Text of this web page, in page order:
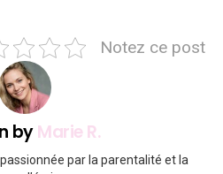
Notez ce post
byMarie R.
par la parentalité et la